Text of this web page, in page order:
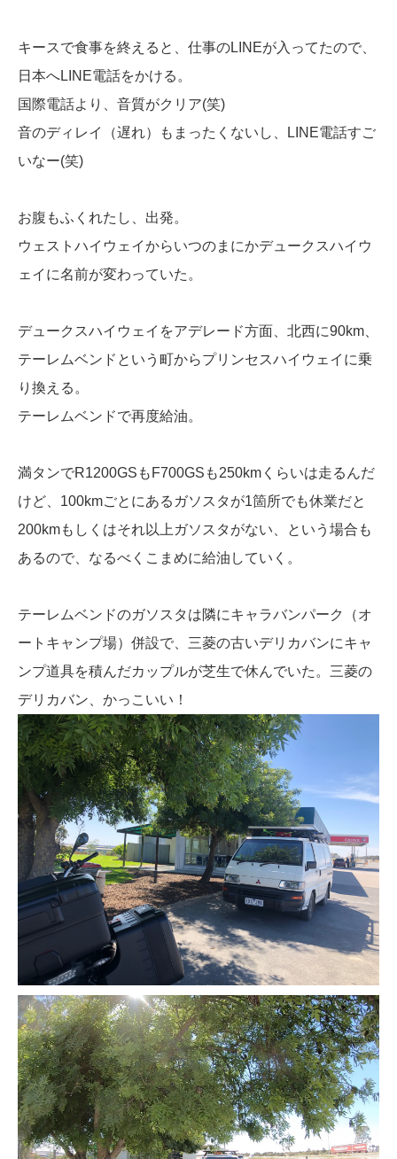
キースで食事を終えると、仕事のLINEが入ってたので、
日本へLINE電話をかける。
国際電話より、音質がクリア(笑)
音のディレイ（遅れ）もまったくないし、LINE電話すご
いなー(笑)
お腹もふくれたし、出発。
ウェストハイウェイからいつのまにかデュークスハイウ
ェイに名前が変わっていた。
デュークスハイウェイをアデレード方面、北西に90km、
テーレムベンドという町からプリンセスハイウェイに乗
り換える。
テーレムベンドで再度給油。
満タンでR1200GSもF700GSも250kmくらいは走るんだ
けど、100kmごとにあるガソスタが1箇所でも休業だと
200kmもしくはそれ以上ガソスタがない、という場合も
あるので、なるべくこまめに給油していく。
テーレムベンドのガソスタは隣にキャラバンパーク（オ
ートキャンプ場）併設で、三菱の古いデリカバンにキャ
ンプ道具を積んだカップルが芝生で休んでいた。三菱の
デリカバン、かっこいい！